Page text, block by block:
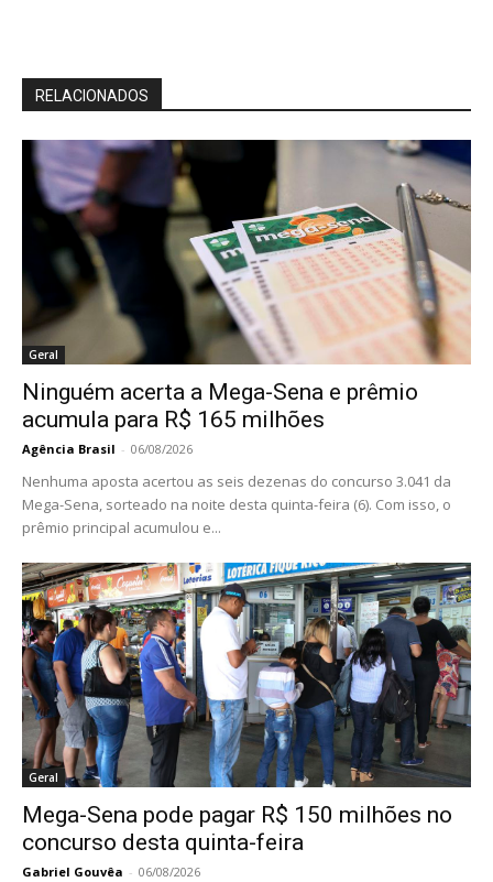
RELACIONADOS
Geral
Ninguém acerta a Mega-Sena e prêmio
acumula para R$ 165 milhões
Agência Brasil - 06/08/2026
Nenhuma aposta acertou as seis dezenas do concurso 3.041 da
Mega-Sena, sorteado na noite desta quinta-feira (6). Com isso, o
prêmio principal acumulou e...
Geral
Mega-Sena pode pagar R$ 150 milhões no
concurso desta quinta-feira
Gabriel Gouvêa - 06/08/2026